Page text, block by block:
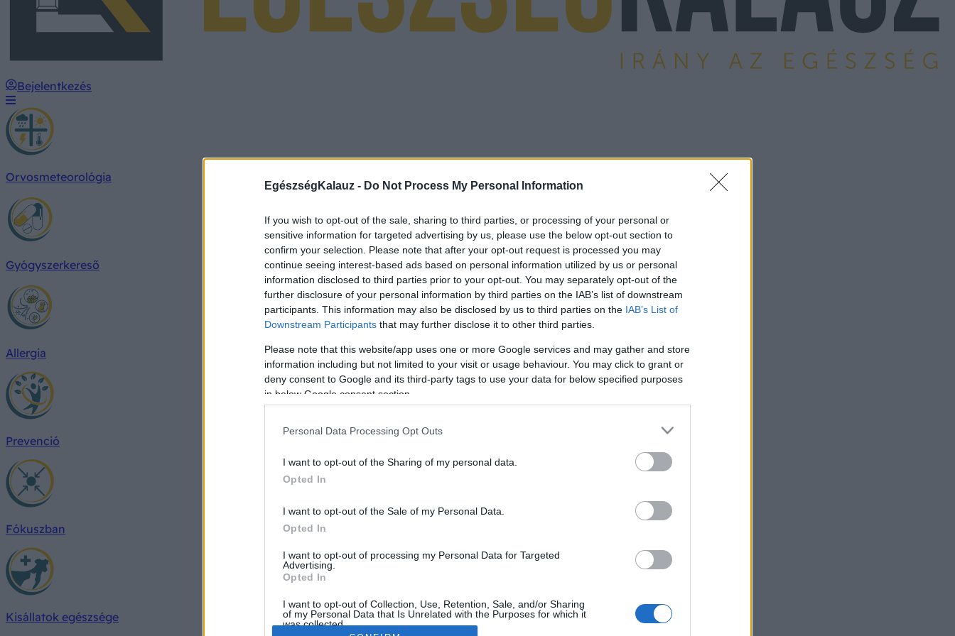
EgészségKalauz - Do Not Process My Personal Information
If you wish to opt-out of the sale, sharing to third parties, or processing of your personal or
sensitive information for targeted advertising by us, please use the below opt-out section to
confirm your selection. Please note that after your opt-out request is processed you may
continue seeing interest-based ads based on personal information utilized by us or personal
information disclosed to third parties prior to your opt-out. You may separately opt-out of the
further disclosure of your personal information by third parties on the IAB’s list of downstream
participants. This information may also be disclosed by us to third parties on the IAB’s List of
Downstream Participants that may further disclose it to other third parties.
Please note that this website/app uses one or more Google services and may gather and store
information including but not limited to your visit or usage behaviour. You may click to grant or
deny consent to Google and its third-party tags to use your data for below specified purposes
in below Google consent section.
Personal Data Processing Opt Outs
I want to opt-out of the Sharing of my personal data.
Opted In
I want to opt-out of the Sale of my Personal Data.
Opted In
I want to opt-out of processing my Personal Data for Targeted
Advertising.
Opted In
I want to opt-out of Collection, Use, Retention, Sale, and/or Sharing
of my Personal Data that Is Unrelated with the Purposes for which it
was collected.
Bejelentkezés
Orvosmeteorológia
Gyógyszerkereső
Allergia
Prevenció
Fókuszban
Kisállatok egészsége